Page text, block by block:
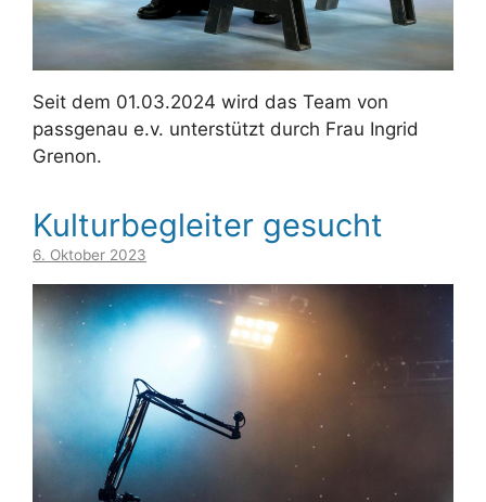
Seit dem 01.03.2024 wird das Team von
passgenau e.v. unterstützt durch Frau Ingrid
Grenon.
Kulturbegleiter gesucht
6. Oktober 2023